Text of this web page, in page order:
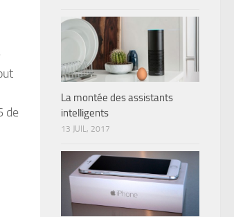
de
La montée des assistants
intelligents
13 JUIL, 2017